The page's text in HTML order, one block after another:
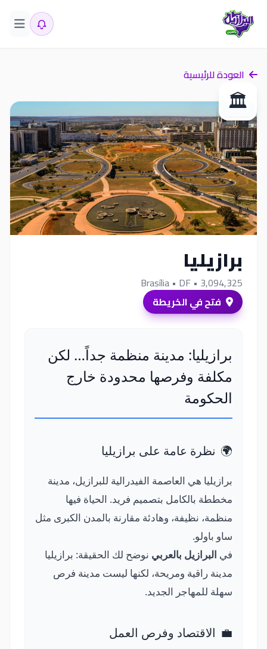
العودة للرئيسية
🏛️
برازيليا
Brasília • DF • 3,094,325
فتح في الخريطة
برازيليا: مدينة منظمة جداً… لكن
مكلفة وفرصها محدودة خارج
الحكومة
🌍 نظرة عامة على برازيليا
برازيليا هي العاصمة الفيدرالية للبرازيل، مدينة
مخططة بالكامل بتصميم فريد. الحياة فيها
منظمة، نظيفة، وهادئة مقارنة بالمدن الكبرى مثل
ساو باولو.
في البرازيل بالعربي نوضح لك الحقيقة: برازيليا
مدينة راقية ومريحة، لكنها ليست مدينة فرص
سهلة للمهاجر الجديد.
💼 الاقتصاد وفرص العمل